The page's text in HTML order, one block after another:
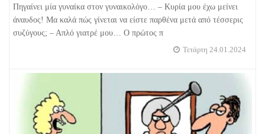
Πηγαίνει μία γυναίκα στον γυναικολόγο… – Κυρία μου έχω μείνει
άναυδος! Μα καλά πώς γίνεται να είστε παρθένα μετά από τέσσερις
συζύγους; – Απλό γιατρέ μου… Ο πρώτος π
Τετάρτη 24.01.2024